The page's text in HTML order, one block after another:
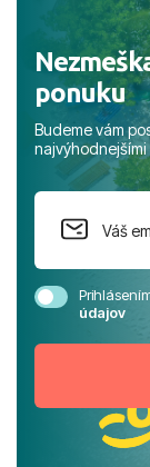
ponuku
Budeme vám
údajov